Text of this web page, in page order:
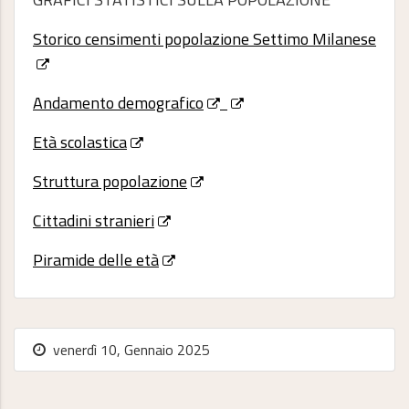
Storico censimenti popolazione Settimo Milanese
Andamento demografico
Età scolastica
Struttura popolazione
Cittadini stranieri
Piramide delle età
venerdì 10, Gennaio 2025